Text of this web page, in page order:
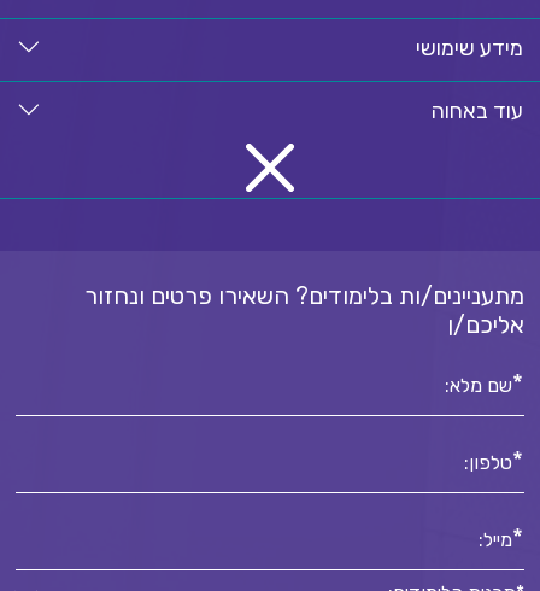
מידע שימושי
עוד באחוה
מתעניינים/ות בלימודים? השאירו פרטים ונחזור
אליכם/ן
שם מלא:*
טלפון:*
מייל:*